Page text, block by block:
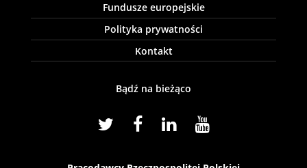
Fundusze europejskie
Polityka prywatności
Kontakt
Bądź na bieżąco